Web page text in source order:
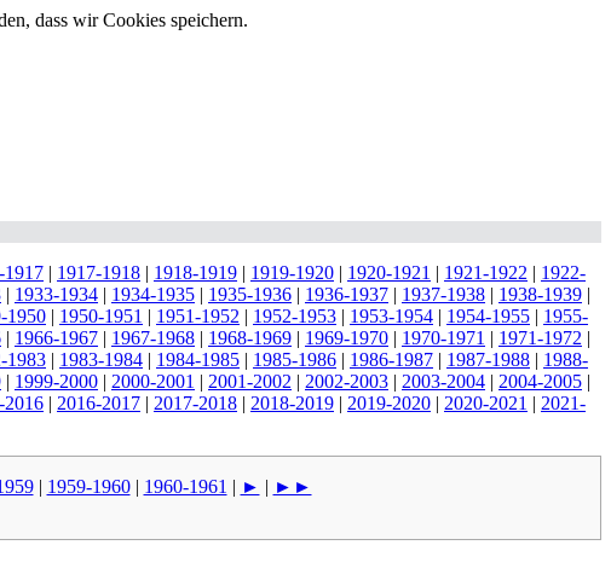
dass wir Cookies speichern.
1917 | 1917-1918 | 1918-1919 | 1919-1920 | 1920-1921 | 1921-1922 | 1922-
| 1933-1934 | 1934-1935 | 1935-1936 | 1936-1937 | 1937-1938 | 1938-1939 |
1950 | 1950-1951 | 1951-1952 | 1952-1953 | 1953-1954 | 1954-1955 | 1955-
| 1966-1967 | 1967-1968 | 1968-1969 | 1969-1970 | 1970-1971 | 1971-1972 |
1983 | 1983-1984 | 1984-1985 | 1985-1986 | 1986-1987 | 1987-1988 | 1988-
| 1999-2000 | 2000-2001 | 2001-2002 | 2002-2003 | 2003-2004 | 2004-2005 |
2016 | 2016-2017 | 2017-2018 | 2018-2019 | 2019-2020 | 2020-2021 | 2021-
| 1959-1960| 1960-1961 | ► | ►►